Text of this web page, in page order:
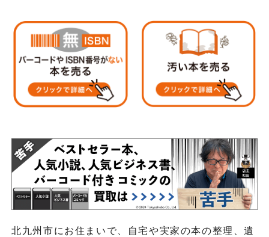
北九州市にお住まいで、自宅や実家の本の整理、遺